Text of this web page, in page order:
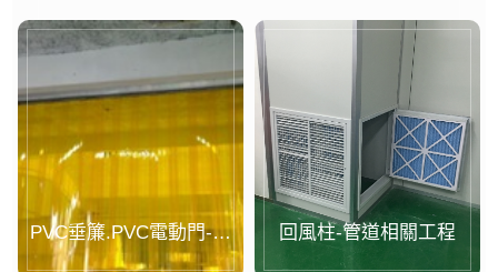
PVC垂簾.PVC電動門-案
例...
回風柱-管道相關工程